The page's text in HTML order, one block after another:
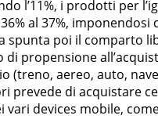
l’11%, i prodotti per
al 37%,
spunta poi il comparto
di propensione
(treno, aereo, auto,
prevede di acquistare
vari devices mobile,